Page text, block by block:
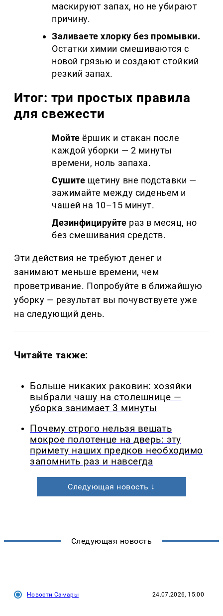
маскируют запах, но не убирают
причину.
Заливаете хлорку без промывки.
Остатки химии смешиваются с
новой грязью и создают стойкий
резкий запах.
Итог: три простых правила
для свежести
Мойте ёршик и стакан после
каждой уборки — 2 минуты
времени, ноль запаха.
Сушите щетину вне подставки —
зажимайте между сиденьем и
чашей на 10–15 минут.
Дезинфицируйте раз в месяц, но
без смешивания средств.
Эти действия не требуют денег и
занимают меньше времени, чем
проветривание. Попробуйте в ближайшую
уборку — результат вы почувствуете уже
на следующий день.
Читайте также:
Больше никаких раковин: хозяйки
выбрали чашу на столешнице —
уборка занимает 3 минуты
Почему строго нельзя вешать
мокрое полотенце на дверь: эту
примету наших предков необходимо
запомнить раз и навсегда
Следующая новость ↓
Следующая новость
Новости Самары 24.07.2026, 15:00